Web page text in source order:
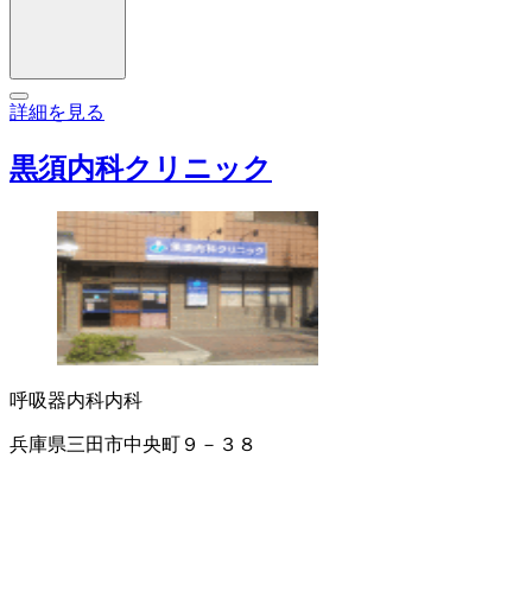
詳細を見る
黒須内科クリニック
呼吸器内科内科
兵庫県三田市中央町９－３８